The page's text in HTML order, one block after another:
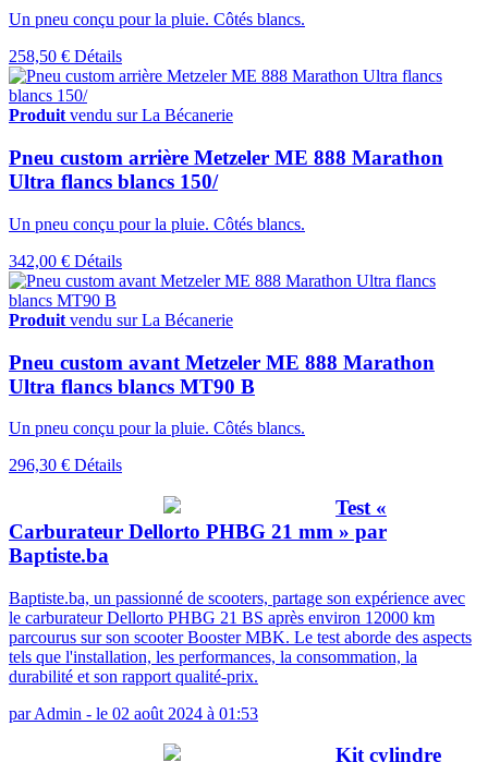
Un pneu conçu pour la pluie. Côtés blancs.
258,50 € Détails
Produitvendu sur La Bécanerie
Pneu custom arrière Metzeler ME 888 Marathon
Ultra flancs blancs 150/
Un pneu conçu pour la pluie. Côtés blancs.
342,00 € Détails
Produit vendu sur La Bécanerie
Pneu custom avant Metzeler ME 888 Marathon
Ultra flancs blancs MT90 B
Un pneu conçu pour la pluie. Côtés blancs.
296,30 € Détails
Test «
Carburateur Dellorto PHBG 21 mm » par
Baptiste.ba
Baptiste.ba, un passionné de scooters, partage son expérience avec
le carburateur Dellorto PHBG 21 BS après environ 12000 km
parcourus sur son scooter Booster MBK. Le test aborde des aspects
tels que l'installation, les performances, la consommation, la
durabilité et son rapport qualité-prix.
parAdmin - le 02 août 2024 à 01:53
Kit cylindre